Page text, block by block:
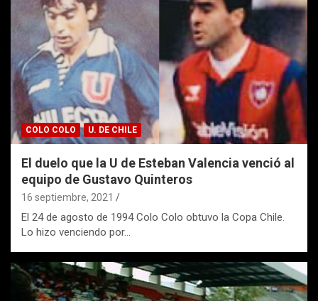
COLO COLO U. DE CHILE
El duelo que la U de Esteban Valencia venció al
equipo de Gustavo Quinteros
16 septiembre, 2021
El 24 de agosto de 1994 Colo Colo obtuvo la Copa Chile.
Lo hizo venciendo por…